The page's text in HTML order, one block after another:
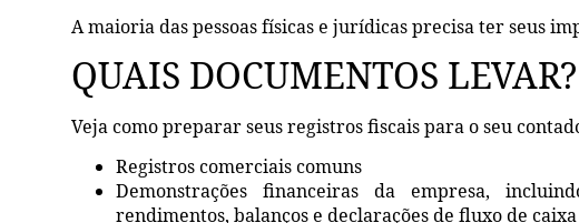
A maioria das pessoas físicas e jurídicas precisa ter seus
QUAIS DOCUMENTOS LEVAR?
Veja como preparar seus registros fiscais para o seu
Registros comerciais comuns
Demonstrações financeiras da empresa,
rendimentos, balanços e declarações de fluxo de caixa